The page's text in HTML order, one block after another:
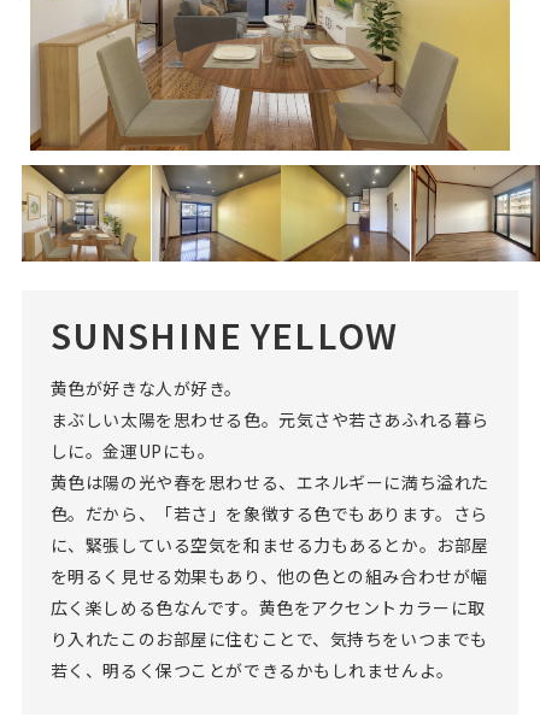
SUNSHINE YELLOW
黄色が好きな人が好き。
まぶしい太陽を思わせる色。元気さや若さあふれる暮ら
しに。金運UPにも。
黄色は陽の光や春を思わせる、エネルギーに満ち溢れた
色。だから、「若さ」を象徴する色でもあります。さら
に、緊張している空気を和ませる力もあるとか。お部屋
を明るく見せる効果もあり、他の色との組み合わせが幅
広く楽しめる色なんです。黄色をアクセントカラーに取
り入れたこのお部屋に住むことで、気持ちをいつまでも
若く、明るく保つことができるかもしれませんよ。